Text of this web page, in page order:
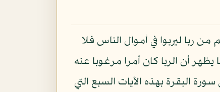
ربا ليربوا في أموال الناس فلا
زكاة تريدون وجه الله فأولئك هم المضعفون:» الروم - 39، و من هنا يظهر أن الربا كان أمرا مرغوبا عنه
البقرة بهذه الآيات السبع التي